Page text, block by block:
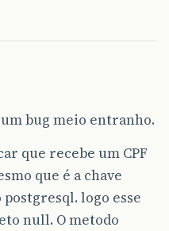
bug meio entranho.
que recebe um CPF
que é a chave
logo esse
null. O metodo